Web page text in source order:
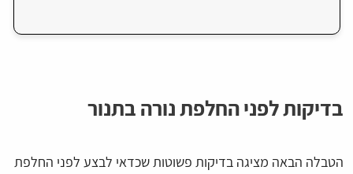
בדיקות לפני החלפת נורה בתנור
הטבלה הבאה מציגה בדיקות פשוטות שכדאי לבצע לפני החלפת